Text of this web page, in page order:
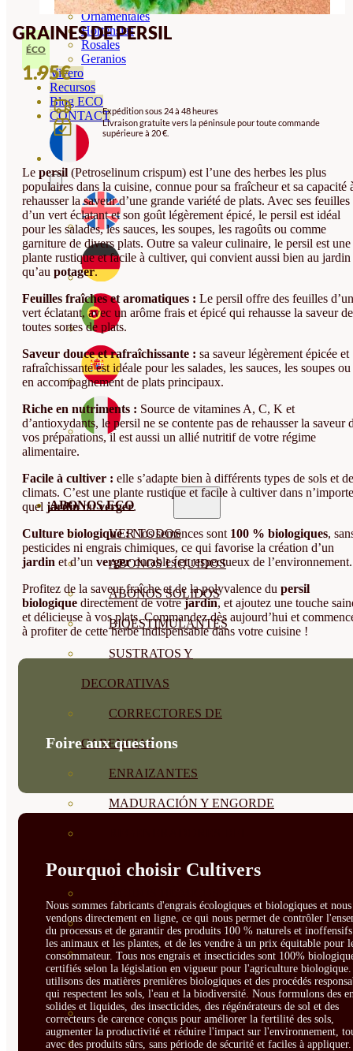
Ornamentales
Hortensias
Rosales
Geranios
Vivero
Recursos
Blog ECO
CONTACT
ABONOS ECO
VER TODOS
ABONOS LÍQUIDOS
ABONOS SOLIDOS
BIOESTIMULANTES
SUSTRATOS Y
DECORATIVAS
CORRECTORES DE
CARENCIAS
ENRAIZANTES
MADURACIÓN Y ENGORDE
SUELO
MATERIAS PRIMAS
PROTECCIÓN CULTIVOS Y
PLANTAS
PLANTAS INTERIOR
GROWPUNCH
GRAINES DE PERSIL
ÉCO
1.95€
Expédition sous 24 à 48 heures
Livraison gratuite vers la péninsule pour toute commande
supérieure à 20 €.
Le persil (Petroselinum crispum) est l’une des herbes les plus
populaires dans la cuisine, connue pour sa fraîcheur et sa capacité
rehausser la saveur d’une grande variété de plats. Avec ses feuilles
d’un vert éclatant et son goût légèrement épicé, le persil est idéal
pour les salades, les sauces, les soupes, les ragoûts ou comme
garniture de divers plats. Outre sa valeur culinaire, le persil est une
plante rustique et facile à cultiver, qui convient aussi bien au jardin
qu’au potager.
Feuilles fraîches et aromatiques : Le persil offre des feuilles d’un
vert éclatant, avec un arôme frais et épicé qui rehausse la saveur de
toutes sortes de plats.
Saveur douce et rafraîchissante : sa saveur légèrement épicée et
rafraîchissante est idéale pour les salades, les sauces, les soupes ou
en accompagnement de plats principaux.
Riche en nutriments : Source de vitamines A, C, K et
d’antioxydants, le persil ne se contente pas de rehausser la saveur
vos préparations, il est aussi un allié nutritif de votre régime
alimentaire.
Facile à cultiver : elle s’adapte bien à différents types de sols et de
climats. C’est une plante rustique et facile à cultiver dans n’importe
quel jardinouverger.
Culture biologique :Nos semences sont 100 % biologiques,
pesticides ni engrais chimiques, ce qui favorise la création d’un
jardin et d’un vergerdurables et respectueux de l’environnement.
Profitez de la saveur fraîche et de la polyvalence du persil
biologique directement de votrejardin, et ajoutez une touche
et délicieuse à vos plats. Commandez dès aujourd’hui et
à profiter de cette herbe indispensable dans votre cuisine !
Foire aux questions
Pourquoi choisir Cultivers
Nous sommes fabricants d'engrais écologiques et biologiques et nous
vendons directement en ligne, ce qui nous permet de contrôler
du processus et de garantir des produits 100 % naturels et
les animaux et les plantes, et de les vendre à un prix équitable pour
consommateur. Tous nos engrais et insecticides sont 100%
certifiés selon la législation en vigueur pour l'agriculture biologique.
utilisons des matières premières biologiques et des procédés
qui respectent les sols, l'eau et la biodiversité. Nous formulons des
solides et liquides, des insecticides, des régénérateurs de sol et des
correcteurs de carence conçus pour améliorer la fertilité des sols,
augmenter la productivité et réduire l'impact sur l'environnement,
avec des produits sûrs, sans période de sécurité et faciles à appliquer.